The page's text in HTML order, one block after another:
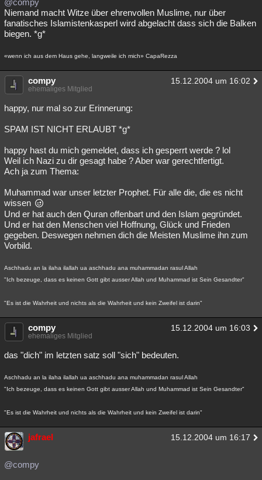
@compy
Niemand macht Witze über ehrenvollen Muslime, nur über
fanatisches Islamistenkasperl wird abgelacht dass sich die Balken
biegen. *g*
«wenn ich aus dem Haus gehe, langweile ich mich» CapaRezza
compy 15.12.2004 um 16:02
ehemaliges Mitglied
happy, nur mal so zur Erinnerung:
SPAM IST NICHT ERLAUBT *g*
happy hast du mich gemeldet, dass ich gesperrt werde ? lol
Weil ich Nazi zu dir gesagt habe ? Aber war gerechtfertigt.
Ach ja zum Thema:
Muhammad war unser letzter Prophet. Für alle die, die es nicht
wissen
Und er hat auch den Quran offenbart und den Islam gegründet.
Und er hat den Menschen viel Hoffnung, Glück und Frieden
gegeben. Deswegen nehmen dich die Meisten Muslime ihn zum
Vorbild.
Aschhadu an la ilaha ilallah ua aschhadu ana muhammadan rasul Allah
"Ich bezeuge, dass es keinen Gott gibt ausser Allah und Muhammad ist Sein Gesandter"
"Es ist die Wahrheit und nichts als die Wahrheit und kein Zweifel ist darin"
compy 15.12.2004 um 16:03
ehemaliges Mitglied
das "dich" im letzten satz soll "sich" bedeuten.
Aschhadu an la ilaha ilallah ua aschhadu ana muhammadan rasul Allah
"Ich bezeuge, dass es keinen Gott gibt ausser Allah und Muhammad ist Sein Gesandter"
"Es ist die Wahrheit und nichts als die Wahrheit und kein Zweifel ist darin"
jafrael 15.12.2004 um 16:17
@compy